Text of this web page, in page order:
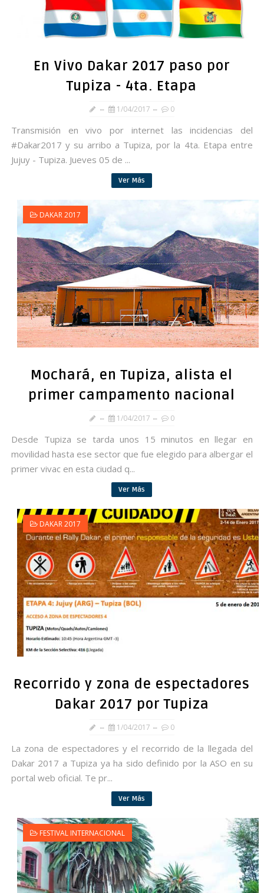
En Vivo Dakar 2017 paso por
Tupiza - 4ta. Etapa
1/04/2017 0
Transmisión en vivo por internet las incidencias del
#Dakar2017 y su arribo a Tupiza, por la 4ta. Etapa entre
Jujuy - Tupiza. Jueves 05 de ...
Ver Más
DAKAR 2017
Mochará, en Tupiza, alista el
primer campamento nacional
1/04/2017 0
Desde Tupiza se tarda unos 15 minutos en llegar en
movilidad hasta ese sector que fue elegido para albergar el
primer vivac en esta ciudad q...
Ver Más
DAKAR 2017
Recorrido y zona de espectadores
Dakar 2017 por Tupiza
1/04/2017 0
La zona de espectadores y el recorrido de la llegada del
Dakar 2017 a Tupiza ya ha sido definido por la ASO en su
portal web oficial. Te pr...
Ver Más
FESTIVAL INTERNACIONAL